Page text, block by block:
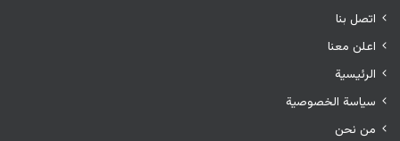
اتصل بنا
اعلن معنا
الرئيسية
سياسة الخصوصية
من نحن